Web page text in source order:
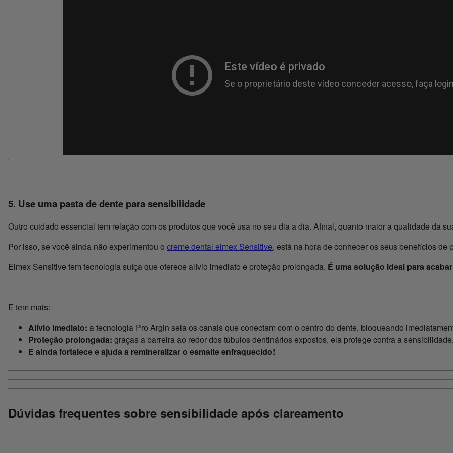
5. Use uma pasta de dente para sensibilidade
Outro cuidado essencial tem relação com os produtos que você usa no seu dia a dia. Afinal, quanto maior a qualidade da
Por isso, se você ainda não experimentou o creme dental elmex Sensitive, está na hora de conhecer os seus benefícios de
Elmex Sensitive tem tecnologia suíça que oferece alívio imediato e proteção prolongada. É uma solução ideal para
E tem mais:
Alívio imediato: a tecnologia Pro Argin sela os canais que conectam com o centro do dente, bloqueando
Proteção prolongada: graças a barreira ao redor dos túbulos dentinários expostos, ela protege contra a
E ainda fortalece e ajuda a remineralizar o esmalte enfraquecido!
Dúvidas frequentes sobre sensibilidade após clareamento